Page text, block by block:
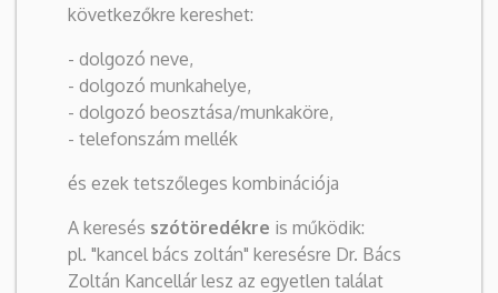
következőkre kereshet:
- dolgozó neve,
- dolgozó munkahelye,
- dolgozó beosztása/munkaköre,
- telefonszám mellék
és ezek tetszőleges kombinációja
A keresés szótöredékre is működik:
pl. "kancel bács zoltán" keresésre Dr. Bács
Zoltán Kancellár lesz az egyetlen találat